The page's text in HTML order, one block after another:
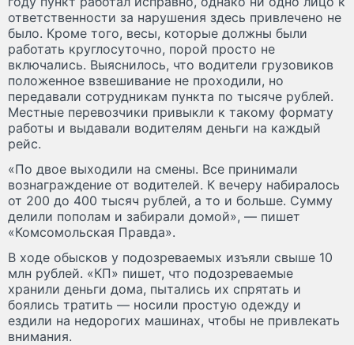
ответственности за нарушения здесь привлечено не
было. Кроме того, весы, которые должны были
работать круглосуточно, порой просто не
включались. Выяснилось, что водители грузовиков
положенное взвешивание не проходили, но
передавали сотрудникам пункта по тысяче рублей.
Местные перевозчики привыкли к такому формату
работы и выдавали водителям деньги на каждый
рейс.
«По двое выходили на смены. Все принимали
вознаграждение от водителей. К вечеру набиралось
от 200 до 400 тысяч рублей, а то и больше. Сумму
делили пополам и забирали домой», — пишет
«Комсомольская Правда».
В ходе обысков у подозреваемых изъяли свыше 10
млн рублей. «КП» пишет, что подозреваемые
хранили деньги дома, пытались их спрятать и
боялись тратить — носили простую одежду и
ездили на недорогих машинах, чтобы не привлекать
внимания.